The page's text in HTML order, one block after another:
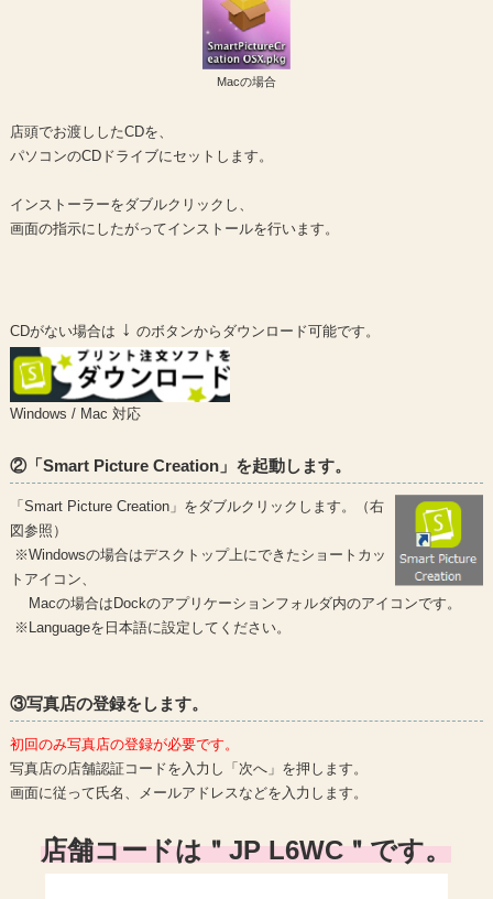
Macの場合
店頭でお渡ししたCDを、
パソコンのCDドライブにセットします。
インストーラーをダブルクリックし、
画面の指示にしたがってインストールを行います。
CDがない場合は ↓ のボタンからダウンロード可能です。
Windows / Mac 対応
②「Smart Picture Creation」を起動します。
「Smart Picture Creation」をダブルクリックします。（右
図参照）
※Windowsの場合はデスクトップ上にできたショートカッ
トアイコン、
Macの場合はDockのアプリケーションフォルダ内のアイコンです。
※Languageを日本語に設定してください。
③写真店の登録をします。
初回のみ写真店の登録が必要です。
写真店の店舗認証コードを入力し「次へ」を押します。
画面に従って氏名、メールアドレスなどを入力します。
店舗コードは＂JP L6WC＂です。